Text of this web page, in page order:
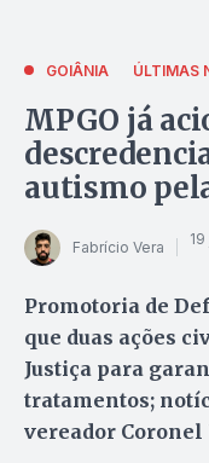
GOIÂNIA ÚLTIMAS
MPGO já
autismo
Fabrício Vera
Promotoria de
que duas ações
Justiça para
tratamentos;
vereador Coronel